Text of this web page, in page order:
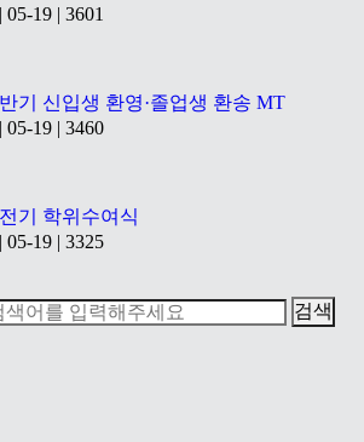
|05-19 |3601
기 신입생 환영·졸업생 환송 MT
|05-19 |3460
기 학위수여식
|05-19 |3325